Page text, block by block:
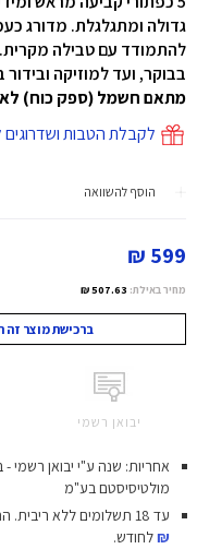
להתמודד עם טבילה מקרית.
בבוקר, ועד למוזיקה ובידור
מתאם חשמל (ספק כוח) לא
לקבלת הטבות ושדרוגים
הוסף להשוואה
599 ₪
מחיר באילת: 507.63 ₪
ברכישת מוצר זה תוכלו
יבואן רשמי
אחריות: שנה ע"י יבואן רשמי -
מולטיסיסטם בע"מ
עד 18 תשלומים ללא ריבית.
₪לחודש.